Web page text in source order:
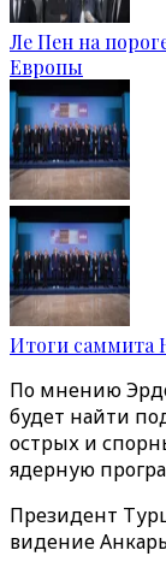
Ле Пен на
Европы
Итоги саммита
По мнению
будет найти
острых и
ядерную
Президент
видение